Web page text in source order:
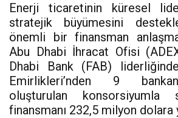
Enerji ticaretinin küresel
stratejik büyümesini
önemli bir finansman
Abu Dhabi İhracat Ofisi
Dhabi Bank (FAB)
Emirlikleri’nden 9
oluşturulan konsorsiyumla
finansmanı 232,5 milyon